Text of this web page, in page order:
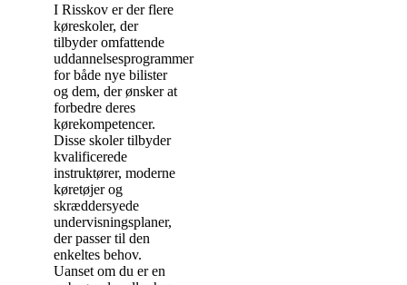
I Risskov er der flere
køreskoler, der
tilbyder omfattende
uddannelsesprogrammer
for både nye bilister
og dem, der ønsker at
forbedre deres
kørekompetencer.
Disse skoler tilbyder
kvalificerede
instruktører, moderne
køretøjer og
skræddersyede
undervisningsplaner,
der passer til den
enkeltes behov.
Uanset om du er en